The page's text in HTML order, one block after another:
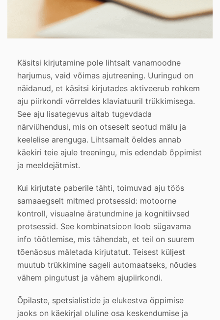
Käsitsi kirjutamine pole lihtsalt vanamoodne
harjumus, vaid võimas ajutreening. Uuringud on
näidanud, et käsitsi kirjutades aktiveerub rohkem
aju piirkondi võrreldes klaviatuuril trükkimisega.
See aju lisategevus aitab tugevdada
närviühendusi, mis on otseselt seotud mälu ja
keelelise arenguga. Lihtsamalt öeldes annab
käekiri teie ajule treeningu, mis edendab õppimist
ja meeldejätmist.
Kui kirjutate paberile tähti, toimuvad aju töös
samaaegselt mitmed protsessid: motoorne
kontroll, visuaalne äratundmine ja kognitiivsed
protsessid. See kombinatsioon loob sügavama
info töötlemise, mis tähendab, et teil on suurem
tõenäosus mäletada kirjutatut. Teisest küljest
muutub trükkimine sageli automaatseks, nõudes
vähem pingutust ja vähem ajupiirkondi.
Õpilaste, spetsialistide ja elukestva õppimise
jaoks on käekirjal oluline osa keskendumise ja